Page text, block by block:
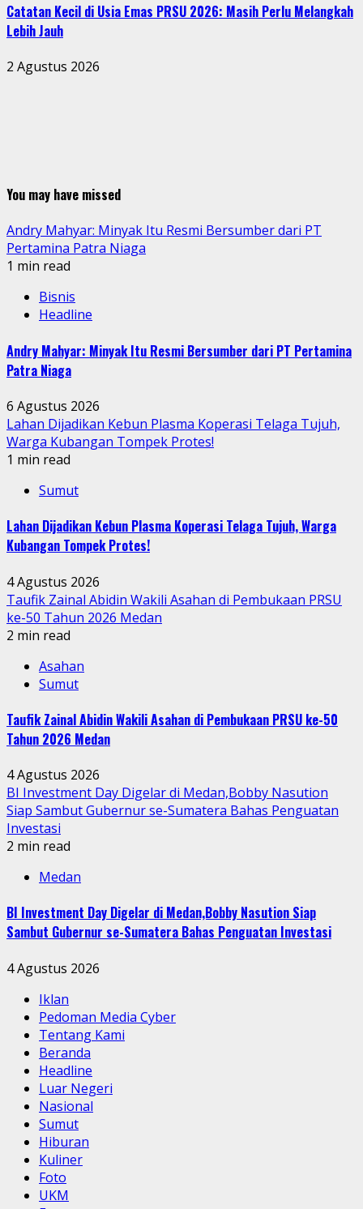
Catatan Kecil di Usia Emas PRSU 2026: Masih Perlu Melangkah
Lebih Jauh
2 Agustus 2026
You may have missed
Andry Mahyar: Minyak Itu Resmi Bersumber dari PT
Pertamina Patra Niaga
1 min read
Bisnis
Headline
Andry Mahyar: Minyak Itu Resmi Bersumber dari PT Pertamina
Patra Niaga
6 Agustus 2026
Lahan Dijadikan Kebun Plasma Koperasi Telaga Tujuh,
Warga Kubangan Tompek Protes!
1 min read
Sumut
Lahan Dijadikan Kebun Plasma Koperasi Telaga Tujuh, Warga
Kubangan Tompek Protes!
4 Agustus 2026
Taufik Zainal Abidin Wakili Asahan di Pembukaan PRSU
ke-50 Tahun 2026 Medan
2 min read
Asahan
Sumut
Taufik Zainal Abidin Wakili Asahan di Pembukaan PRSU ke-50
Tahun 2026 Medan
4 Agustus 2026
BI Investment Day Digelar di Medan,Bobby Nasution
Siap Sambut Gubernur se-Sumatera Bahas Penguatan
Investasi
2 min read
Medan
BI Investment Day Digelar di Medan,Bobby Nasution Siap
Sambut Gubernur se-Sumatera Bahas Penguatan Investasi
4 Agustus 2026
Iklan
Pedoman Media Cyber
Tentang Kami
Beranda
Headline
Luar Negeri
Nasional
Sumut
Hiburan
Kuliner
Foto
UKM